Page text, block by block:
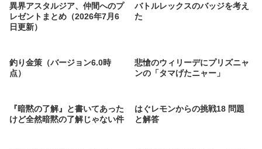
異界アスタルジア、仲間へのプ
レゼントまとめ（2026年7月6
日更新）
バトルレックスのバッジを考え
た
釣り金策（バージョン6.0時
点）
悲愴のウィリーデにプリズニャ
ンの「タマげたニャー」
『暗黙の了解』と書いてあった
けど全然暗黙の了解じゃない件
はぐレモンからの挑戦18 問題
と解答